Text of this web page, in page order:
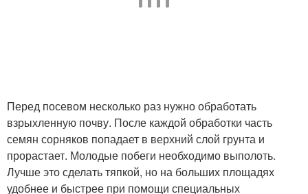
Перед посевом несколько раз нужно обработать
взрыхленную почву. После каждой обработки часть
семян сорняков попадает в верхний слой грунта и
прорастает. Молодые побеги необходимо выполоть.
Лучше это сделать тяпкой, но на больших площадях
удобнее и быстрее при помощи специальных